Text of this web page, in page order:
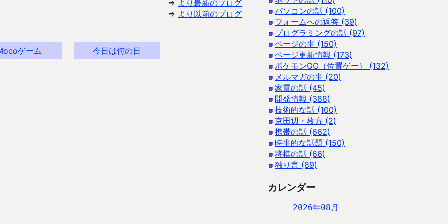
⇒ より最新のブログ
⇒ より以前のブログ
ゲーム 今日は何の日
パソコンの話 (100)
フォームへの返答 (39)
プログラミングの話 (97)
ページの事 (150)
ページ更新情報 (173)
ポケモンGO（位置ゲー） (132)
メルマガの事 (20)
家電の話 (45)
開発情報 (388)
技術的な話 (100)
京田辺・枚方 (2)
携帯の話 (662)
時事的な話題 (150)
将棋の話 (66)
独り言 (89)
カレンダー
2026年08月